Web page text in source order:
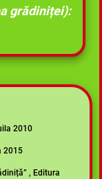
grădiniței):
2010
2015
, Editura